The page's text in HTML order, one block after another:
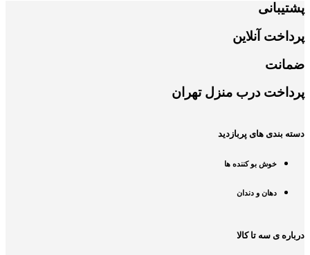
پشتیبانی
پرداخت آنلاین
ضمانت
پرداخت درب منزل تهران
دسته بندی های پربازدید
خوش بو کننده ها
دهان و دندان
درباره ی سه تا کالا